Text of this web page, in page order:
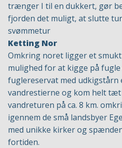
trænger I til en dukkert, gør
fjorden det muligt, at slutte
svømmetur
Ketting Nor
Omkring noret ligger et
mulighed for at kigge på
fuglereservat med udkigstårn
vandrestierne og kom helt
vandreturen på ca. 8 km.
igennem de små landsbyer
med unikke kirker og
fortiden.